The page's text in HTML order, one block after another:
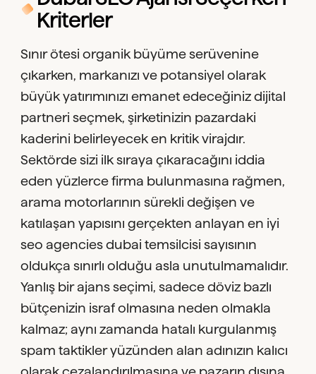
Kriterler
Sınır ötesi organik büyüme serüvenine
çıkarken, markanızı ve potansiyel olarak
büyük yatırımınızı emanet edeceğiniz dijital
partneri seçmek, şirketinizin pazardaki
kaderini belirleyecek en kritik virajdır.
Sektörde sizi ilk sıraya çıkaracağını iddia
eden yüzlerce firma bulunmasına rağmen,
arama motorlarının sürekli değişen ve
katılaşan yapısını gerçekten anlayan en iyi
seo agencies dubai temsilcisi sayısının
oldukça sınırlı olduğu asla unutulmamalıdır.
Yanlış bir ajans seçimi, sadece döviz bazlı
bütçenizin israf olmasına neden olmakla
kalmaz; aynı zamanda hatalı kurgulanmış
spam taktikler yüzünden alan adınızın kalıcı